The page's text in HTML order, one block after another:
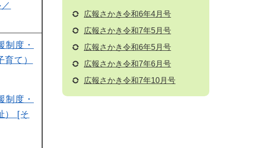
制度・
て）
制度・
） [そ
広報さかき令和6年4月号
広報さかき令和7年5月号
広報さかき令和6年5月号
広報さかき令和7年6月号
広報さかき令和7年10月号